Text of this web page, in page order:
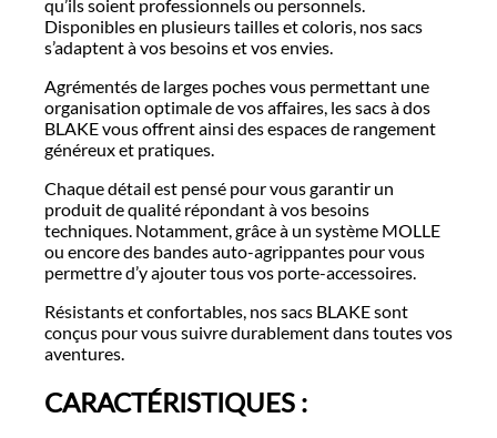
qu’ils soient professionnels ou personnels.
Disponibles en plusieurs tailles et coloris, nos sacs
s’adaptent à vos besoins et vos envies.
Agrémentés de larges poches vous permettant une
organisation optimale de vos affaires, les sacs à dos
BLAKE vous offrent ainsi des espaces de rangement
généreux et pratiques.
Chaque détail est pensé pour vous garantir un
produit de qualité répondant à vos besoins
techniques. Notamment, grâce à un système MOLLE
ou encore des bandes auto-agrippantes pour vous
permettre d’y ajouter tous vos porte-accessoires.
Résistants et confortables, nos sacs BLAKE sont
conçus pour vous suivre durablement dans toutes vos
aventures.
CARACTÉRISTIQUES :